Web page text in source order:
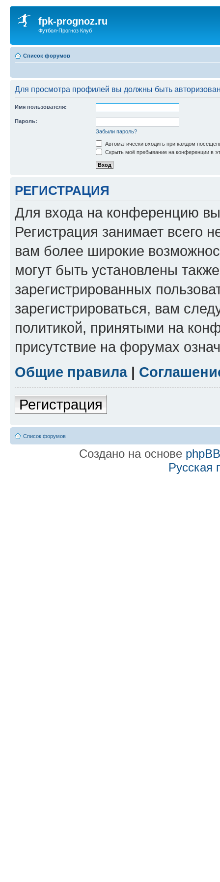
fpk-prognoz.ru
Футбол-Прогноз Клуб
Список форумов
Для просмотра профилей вы должны быть
Имя пользователя:
Пароль:
Забыли пароль?
Автоматически входить при каждом
Скрыть моё пребывание на конференции в
РЕГИСТРАЦИЯ
Для входа на конференцию
Регистрация занимает всего
вам более широкие
могут быть установлены
зарегистрированных
зарегистрироваться, вам
политикой, принятыми на
присутствие на форумах
Общие правила|
Регистрация
Список форумов
Создано на основе phpBB
Русская